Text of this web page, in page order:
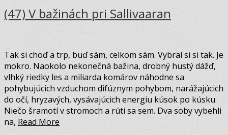
(47) V bažinách pri Sallivaaran
Tak si choď a trp, buď sám, celkom sám. Vybral si si tak. Je
mokro. Naokolo nekonečná bažina, drobný hustý dážď,
vlhký riedky les a miliarda komárov náhodne sa
pohybujúcich vzduchom difúznym pohybom, narážajúcich
do očí, hryzavých, vysávajúcich energiu kúsok po kúsku.
Niečo šramotí v stromoch a rúti sa sem. Dva soby vybehli
na, Read More